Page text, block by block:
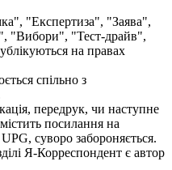
"Експертиза", "Заява",
"Вибори", "Тест-драйв",
на правах
спільно з
передрук, чи наступне
посилання на
суворо забороняється.
Я-Корреспондент є автор